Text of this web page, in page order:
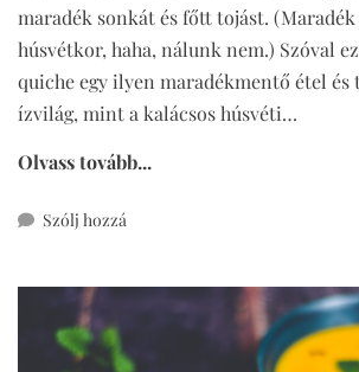
maradék sonkát és főtt tojást.
húsvétkor, haha, nálunk nem.) Szóval
quiche egy ilyen maradékmentő étel és
ízvilág, mint a kalácsos húsvéti…
Olvass tovább...
Szólj hozzá